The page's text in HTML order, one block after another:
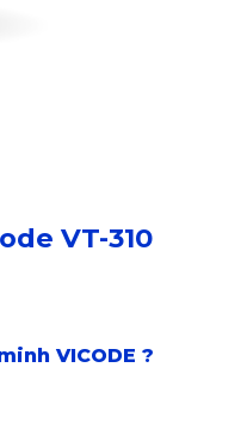
VT-310
₫.
VICODE ?